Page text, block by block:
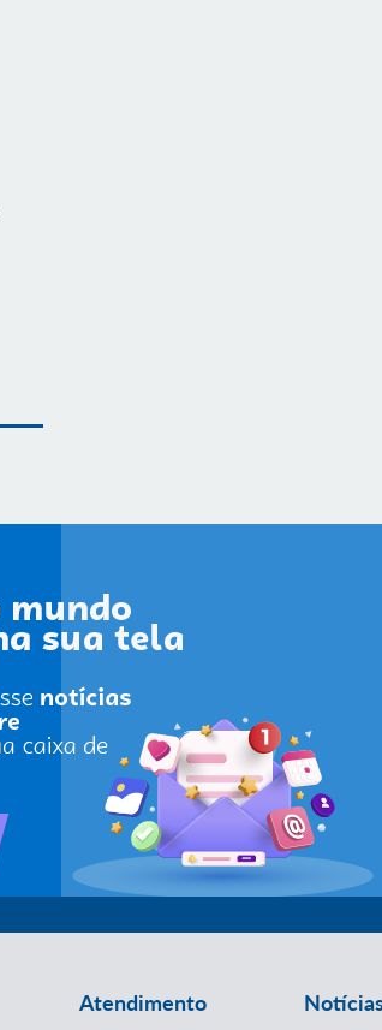
Atendimento